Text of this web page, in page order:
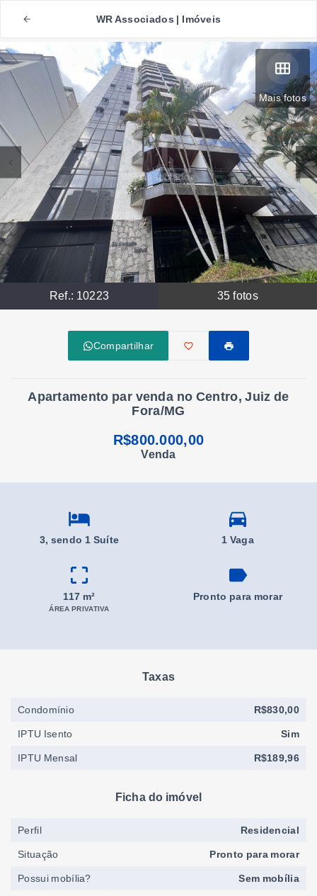
WR Associados | Imóveis
Mais fotos
Ref.: 10223 35 fotos
Compartilhar
Apartamento par venda no Centro, Juiz de
Fora/MG
R$800.000,00
Venda
3, sendo 1 Suíte 1 Vaga
117 m²
ÁREA PRIVATIVA
Pronto para morar
Taxas
Condomínio R$830,00
IPTU Isento Sim
IPTU Mensal R$189,96
Ficha do imóvel
Perfil Residencial
Situação Pronto para morar
Possui mobília? Sem mobília